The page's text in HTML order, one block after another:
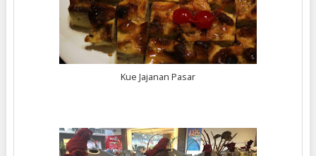
Kue Jajanan Pasar